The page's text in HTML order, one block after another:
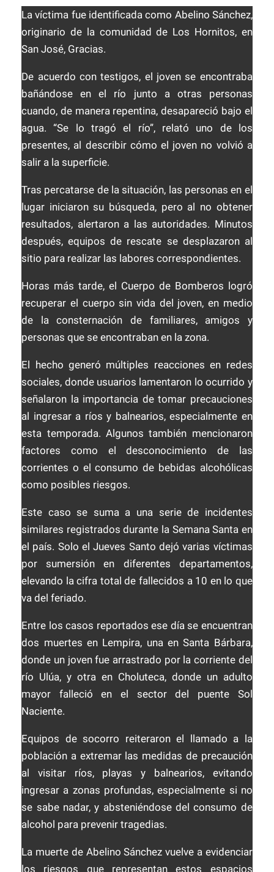
La víctima fue identificada como Abelino Sánchez,
originario de la comunidad de Los Hornitos, en
San José, Gracias.
De acuerdo con testigos, el joven se encontraba
bañándose en el río junto a otras personas
cuando, de manera repentina, desapareció bajo el
agua. “Se lo tragó el río”, relató uno de los
presentes, al describir cómo el joven no volvió a
salir a la superficie.
Tras percatarse de la situación, las personas en el
lugar iniciaron su búsqueda, pero al no obtener
resultados, alertaron a las autoridades. Minutos
después, equipos de rescate se desplazaron al
sitio para realizar las labores correspondientes.
Horas más tarde, el Cuerpo de Bomberos logró
recuperar el cuerpo sin vida del joven, en medio
de la consternación de familiares, amigos y
personas que se encontraban en la zona.
El hecho generó múltiples reacciones en redes
sociales, donde usuarios lamentaron lo ocurrido y
señalaron la importancia de tomar precauciones
al ingresar a ríos y balnearios, especialmente en
esta temporada. Algunos también mencionaron
factores como el desconocimiento de las
corrientes o el consumo de bebidas alcohólicas
como posibles riesgos.
Este caso se suma a una serie de incidentes
similares registrados durante la Semana Santa en
el país. Solo el Jueves Santo dejó varias víctimas
por sumersión en diferentes departamentos,
elevando la cifra total de fallecidos a 10 en lo que
va del feriado.
Entre los casos reportados ese día se encuentran
dos muertes en Lempira, una en Santa Bárbara,
donde un joven fue arrastrado por la corriente del
río Ulúa, y otra en Choluteca, donde un adulto
mayor falleció en el sector del puente Sol
Naciente.
Equipos de socorro reiteraron el llamado a la
población a extremar las medidas de precaución
al visitar ríos, playas y balnearios, evitando
ingresar a zonas profundas, especialmente si no
se sabe nadar, y absteniéndose del consumo de
alcohol para prevenir tragedias.
La muerte de Abelino Sánchez vuelve a evidenciar
los riesgos que representan estos espacios